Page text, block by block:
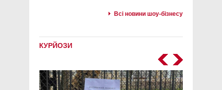
Всі новини шоу-бізнесу
КУРЙОЗИ